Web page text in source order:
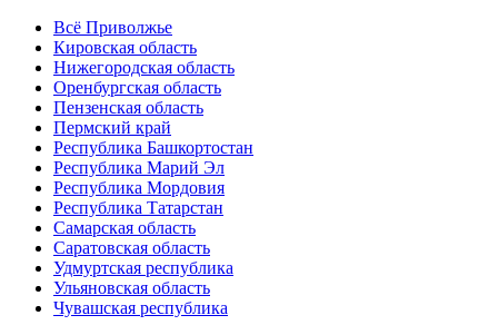
Всё Приволжье
Кировская область
Нижегородская область
Оренбургская область
Пензенская область
Пермский край
Республика Башкортостан
Республика Марий Эл
Республика Мордовия
Республика Татарстан
Самарская область
Саратовская область
Удмуртская республика
Ульяновская область
Чувашская республика